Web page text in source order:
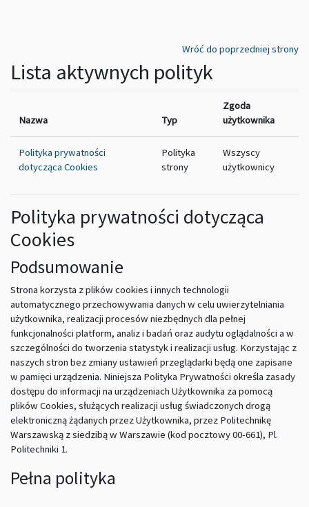
Wróć do poprzedniej strony
Lista aktywnych polityk
Nazwa Typ
Zgoda
użytkownika
Polityka prywatności
dotycząca Cookies
Polityka
strony
Wszyscy
użytkownicy
Polityka prywatności dotycząca
Cookies
Podsumowanie
Strona korzysta z plików cookies i innych technologii
automatycznego przechowywania danych w celu uwierzytelniania
użytkownika, realizacji procesów niezbędnych dla pełnej
funkcjonalności platform, analiz i badań oraz audytu oglądalności a w
szczególności do tworzenia statystyk i realizacji usług. Korzystając z
naszych stron bez zmiany ustawień przeglądarki będą one zapisane
w pamięci urządzenia. Niniejsza Polityka Prywatności określa zasady
dostępu do informacji na urządzeniach Użytkownika za pomocą
plików Cookies, służących realizacji usług świadczonych drogą
elektroniczną żądanych przez Użytkownika, przez Politechnikę
Warszawską z siedzibą w Warszawie (kod pocztowy 00-661), Pl.
Politechniki 1.
Pełna polityka